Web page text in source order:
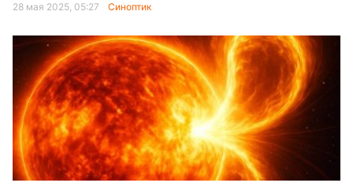
28 мая 2025, 05:27 Синоптик